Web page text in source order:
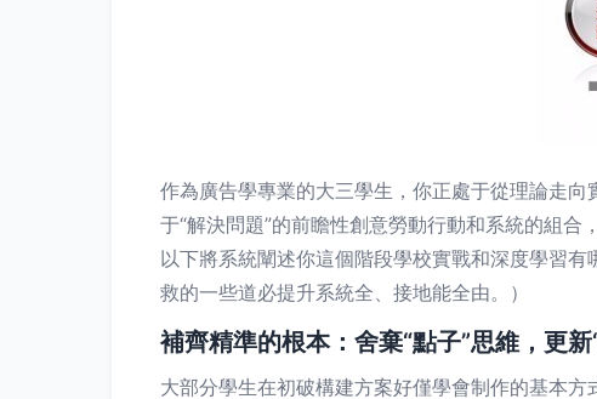
作為廣告學專業的大三學生，你正處于從理論走
于“解決問題”的前瞻性創意勞動行動和系統的組合
以下將系統闡述你這個階段學校實戰和深度學習
救的一些道必提升系統全、接地能全由。）
補齊精準的根本：舍棄“點子”思維，更
大部分學生在初破構建方案好僅學會制作的基本